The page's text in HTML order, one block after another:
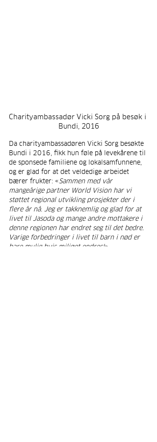
Charityambassadør Vicki Sorg på besøk i
Bundi, 2016
Da charityambassadøren Vicki Sorg besøkte
Bundi i 2016, fikk hun føle på levekårene til
de sponsede familiene og lokalsamfunnene,
og er glad for at det veldedige arbeidet
bærer frukter: «Sammen med vår
mangeårige partner World Vision har vi
støttet regional utvikling prosjekter der i
flere år nå. Jeg er takknemlig og glad for at
livet til Jasoda og mange andre mottakere i
denne regionen har endret seg til det bedre.
Varige forbedringer i livet til barn i nød er
bare mulig hvis miljøet endres!»